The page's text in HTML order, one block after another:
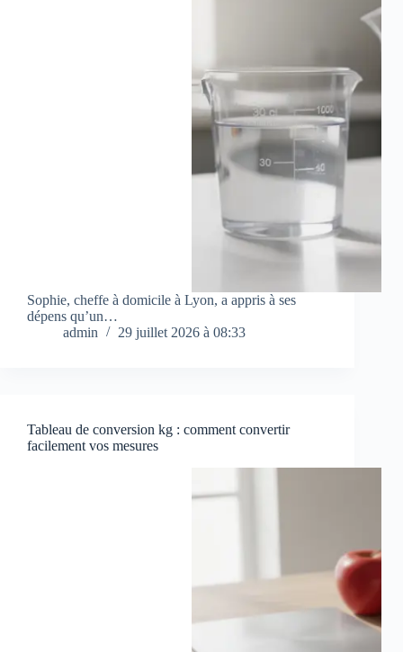
Sophie, cheffe à domicile à Lyon, a appris à ses
dépens qu’un…
admin
29 juillet 2026 à 08:33
Tableau de conversion kg : comment convertir
facilement vos mesures